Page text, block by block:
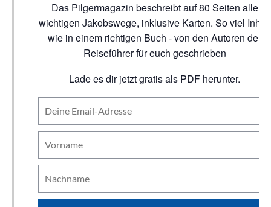
Das Pilgermagazin beschreibt auf 80 Seiten alle
wichtigen Jakobswege, inklusive Karten. So viel Inhalt
wie in einem richtigen Buch - von den Autoren der
Reiseführer für euch geschrieben
Lade es dir jetzt gratis als PDF herunter.